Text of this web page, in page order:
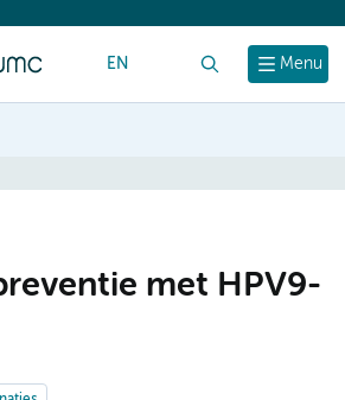
Menu
EN
met HPV9-